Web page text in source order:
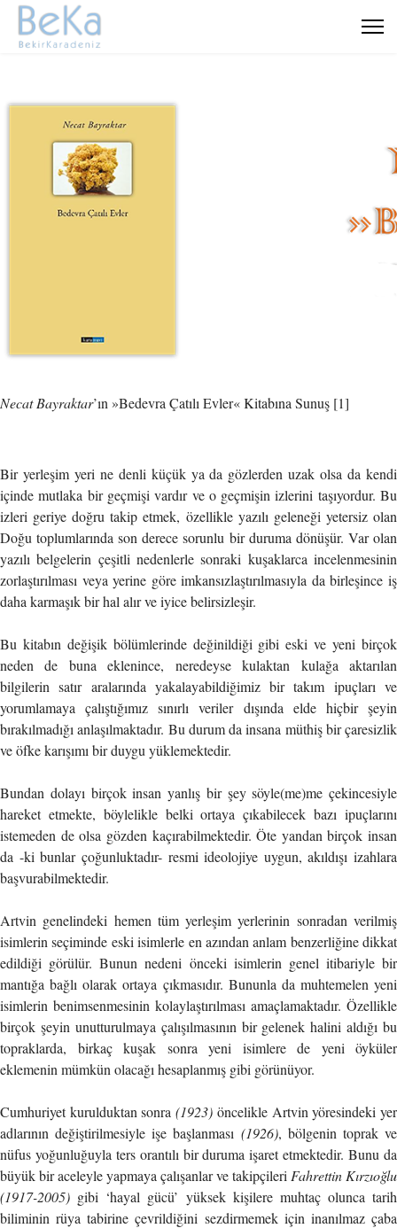
Necat Bayraktar’ın »Bedevra Çatılı Evler« Kitabına Sunuş [1]
Bir yerleşim yeri ne denli küçük ya da gözlerden uzak olsa da kendi
içinde mutlaka bir geçmişi vardır ve o geçmişin izlerini taşıyordur. Bu
izleri geriye doğru takip etmek, özellikle yazılı geleneği yetersiz olan
Doğu toplumlarında son derece sorunlu bir duruma dönüşür. Var olan
yazılı belgelerin çeşitli nedenlerle sonraki kuşaklarca incelenmesinin
zorlaştırılması veya yerine göre imkansızlaştırılmasıyla da birleşince iş
daha karmaşık bir hal alır ve iyice belirsizleşir.
Bu kitabın değişik bölümlerinde değinildiği gibi eski ve yeni birçok
neden de buna eklenince, neredeyse kulaktan kulağa aktarılan
bilgilerin satır aralarında yakalayabildiğimiz bir takım ipuçları ve
yorumlamaya çalıştığımız sınırlı veriler dışında elde hiçbir şeyin
bırakılmadığı anlaşılmaktadır. Bu durum da insana müthiş bir çaresizlik
ve öfke karışımı bir duygu yüklemektedir.
Bundan dolayı birçok insan yanlış bir şey söyle(me)me çekincesiyle
hareket etmekte, böylelikle belki ortaya çıkabilecek bazı ipuçlarını
istemeden de olsa gözden kaçırabilmektedir. Öte yandan birçok insan
da -ki bunlar çoğunluktadır- resmi ideolojiye uygun, akıldışı izahlara
başvurabilmektedir.
Artvin genelindeki hemen tüm yerleşim yerlerinin sonradan verilmiş
isimlerin seçiminde eski isimlerle en azından anlam benzerliğine dikkat
edildiği görülür. Bunun nedeni önceki isimlerin genel itibariyle bir
mantığa bağlı olarak ortaya çıkmasıdır. Bununla da muhtemelen yeni
isimlerin benimsenmesinin kolaylaştırılması amaçlamaktadır. Özellikle
birçok şeyin unutturulmaya çalışılmasının bir gelenek halini aldığı bu
topraklarda, birkaç kuşak sonra yeni isimlere de yeni öyküler
eklemenin mümkün olacağı hesaplanmış gibi görünüyor.
Cumhuriyet kurulduktan sonra(1923) öncelikle Artvin yöresindeki yer
adlarının değiştirilmesiyle işe başlanması (1926), bölgenin toprak ve
nüfus yoğunluğuyla ters orantılı bir duruma işaret etmektedir. Bunu da
büyük bir aceleyle yapmaya çalışanlar ve takipçileri Fahrettin Kırzıoğlu
(1917-2005) gibi ‘hayal gücü’ yüksek kişilere muhtaç olunca tarih
biliminin rüya tabirine çevrildiğini sezdirmemek için inanılmaz çaba